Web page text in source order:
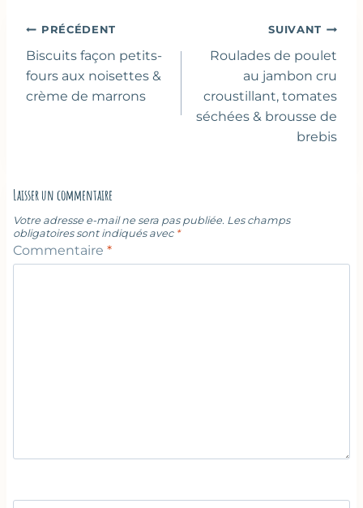
Navigation
de
l’article
PRÉCÉDENT
Biscuits façon petits-
fours aux noisettes &
crème de marrons
SUIVANT
Roulades de poulet
au jambon cru
croustillant, tomates
séchées & brousse de
brebis
Laisser un commentaire
Votre adresse e-mail ne sera pas publiée. Les champs
obligatoires sont indiqués avec *
Commentaire *